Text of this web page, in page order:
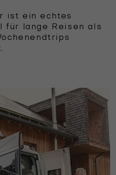
ist ein echtes
für lange Reisen als